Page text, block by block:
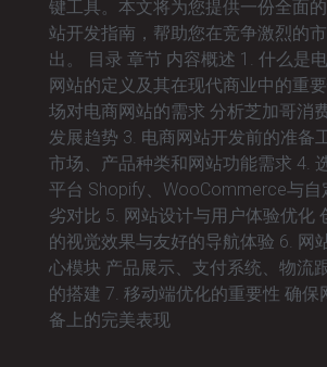
键工具。本文将为您提供一份全面
站开发指南，帮助您在竞争激烈的
出。 目录 章节 内容概述 1. 什么是
网站的定义及其在现代商业中的重
场对电商网站的需求 分析芝加哥消
发展趋势 3. 电商网站开发前的准备
市场、产品种类和网站功能需求 4.
平台 Shopify、WooCommerce与自
劣对比 5. 网站设计与用户体验优化
的视觉效果与友好的导航体验 6. 网
心模块 产品展示、支付系统、物流
的搭建 7. 移动端优化的重要性 确保
备上的完美表现